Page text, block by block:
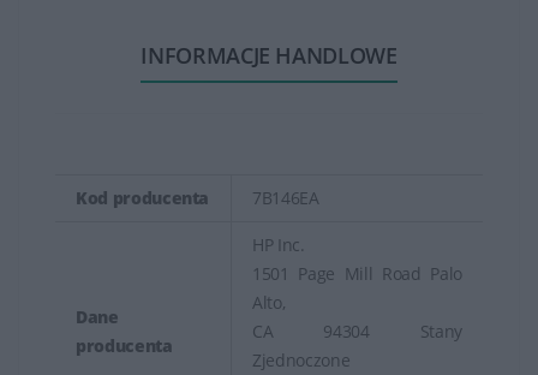
INFORMACJE HANDLOWE
Kod producenta 7B146EA
Dane
producenta
HP Inc.
1501 Page Mill Road Palo
Alto,
CA 94304 Stany
Zjednoczone